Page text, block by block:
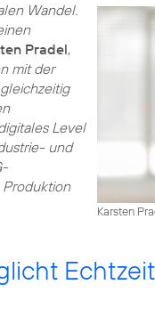
Karsten
Wandel.
Pradel,
mit der
Level
und